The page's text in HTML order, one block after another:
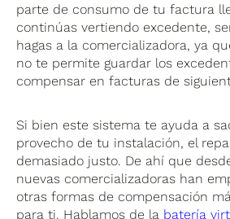
parte de consumo de tu factura
continúas vertiendo excedente,
hagas a la comercializadora, ya
no te permite guardar los
compensar en facturas de
Si bien este sistema te ayuda a
provecho de tu instalación, el
demasiado justo. De ahí que
nuevas comercializadoras han
otras formas de compensación
para ti. Hablamos de la batería